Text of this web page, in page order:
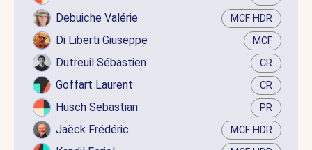
Debuiche Valérie MCF HDR
Di Liberti Giuseppe MCF
Dutreuil Sébastien CR
Goffart Laurent CR
Hüsch Sebastian PR
Jaëck Frédéric MCF HDR